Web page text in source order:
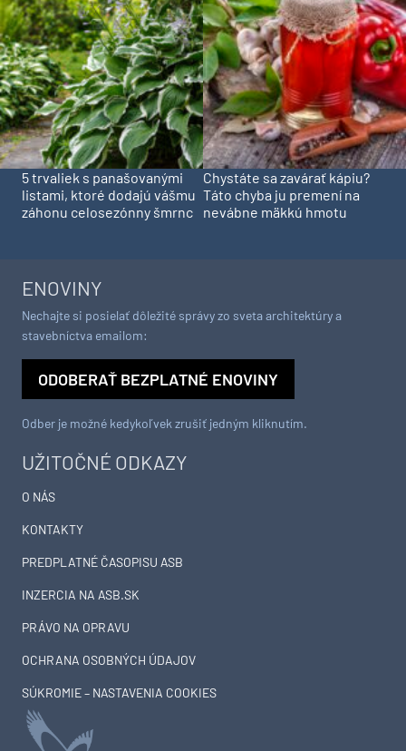
5 trvaliek s panašovanými
listami, ktoré dodajú vášmu
záhonu celosezónny šmrnc
Chystáte sa zavárať kápiu?
Táto chyba ju premení na
nevábne mäkkú hmotu
UŽITOČNÉ ODKAZY
O NÁS
KONTAKTY
PREDPLATNÉ ČASOPISU ASB
INZERCIA NA ASB.SK
PRÁVO NA OPRAVU
OCHRANA OSOBNÝCH ÚDAJOV
SÚKROMIE – NASTAVENIA COOKIES
ENOVINY
Nechajte si posielať dôležité správy zo sveta architektúry a
stavebníctva emailom:
ODOBERAŤ BEZPLATNÉ ENOVINY
Odber je možné kedykoľvek zrušiť jedným kliknutím.